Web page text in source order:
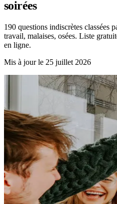
soirées
190 questions indiscrètes classées
travail, malaises, osées. Liste
en ligne.
Mis à jour le 25 juillet 2026